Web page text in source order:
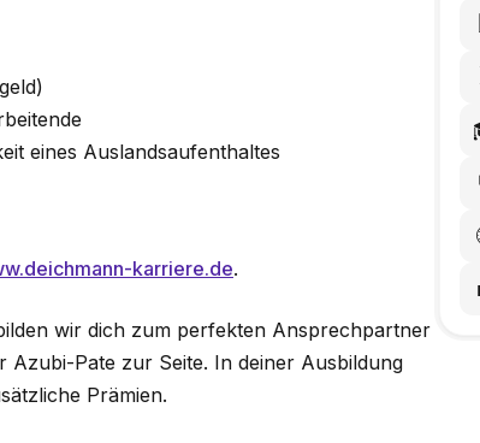
eines Auslandsaufenthaltes
karriere.de.
wir dich zum perfekten Ansprechpartner
Pate zur Seite. In deiner Ausbildung
Prämien.